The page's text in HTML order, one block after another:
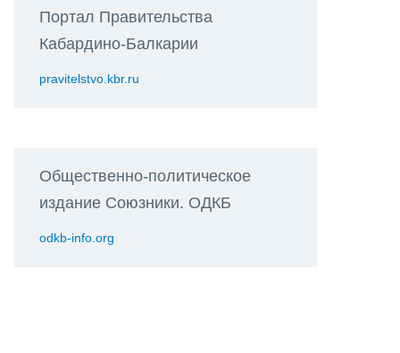
Портал Правительства
Кабардино-Балкарии
pravitelstvo.kbr.ru
Общественно-политическое
издание Союзники. ОДКБ
odkb-info.org